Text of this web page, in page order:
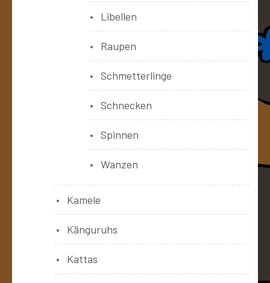
Libellen
Raupen
Schmetterlinge
Schnecken
Spinnen
Wanzen
Kamele
Känguruhs
Kattas